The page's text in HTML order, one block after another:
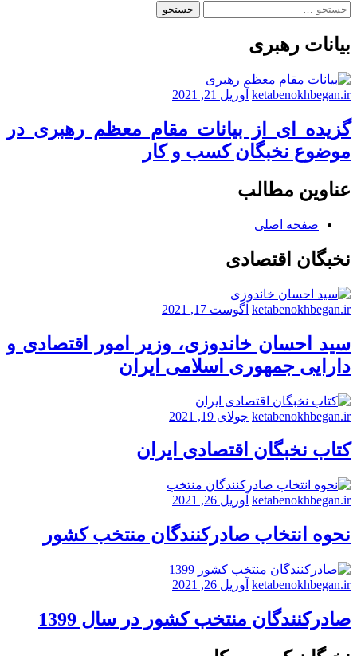
جستجو
بیانات رهبری
ketabenokhbegan.ir آوریل 21, 2021
گزیده ای از بیانات مقام معظم رهبری در
موضوع نخبگان کسب و کار
عناوین مطالب
صفحه اصلی
نخبگان اقتصادی
ketabenokhbegan.ir آگوست 17, 2021
سید احسان خاندوزی، وزیر امور اقتصادی و
دارایی جمهوری اسلامی ایران
ketabenokhbegan.ir جولای 19, 2021
کتاب نخبگان اقتصادی ایران
ketabenokhbegan.ir آوریل 26, 2021
نحوه انتخاب صادرکنندگان منتخب کشور
ketabenokhbegan.ir آوریل 26, 2021
صادرکنندگان منتخب کشور در سال 1399